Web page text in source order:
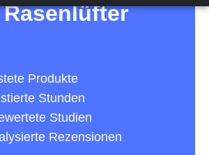
Produkte
Stunden
Studien
Rezensionen